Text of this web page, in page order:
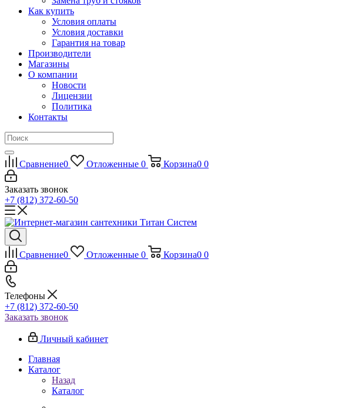
Как купить
Условия оплаты
Условия доставки
Гарантия на товар
Производители
Магазины
О компании
Новости
Лицензии
Политика
Контакты
Сравнение0 Отложенные 0 Корзина0 0
Заказать звонок
+7 (812) 372-60-50
Сравнение0 Отложенные 0 Корзина0 0
Телефоны
+7 (812) 372-60-50
Заказать звонок
Личный кабинет
Главная
Каталог
Назад
Каталог